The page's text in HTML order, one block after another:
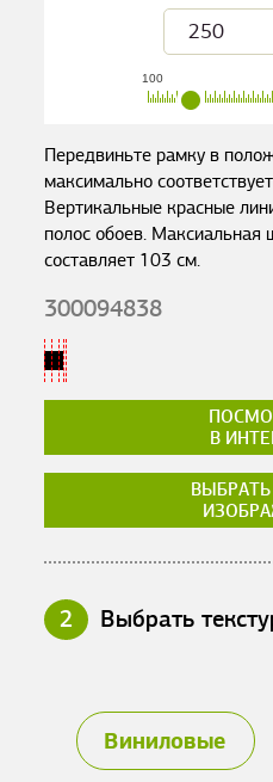
100
Передвиньте рамку в
максимально
Вертикальные красные
полос обоев. Максиальная
составляет 103 см.
300094838
В
2 Выбрать
Виниловые